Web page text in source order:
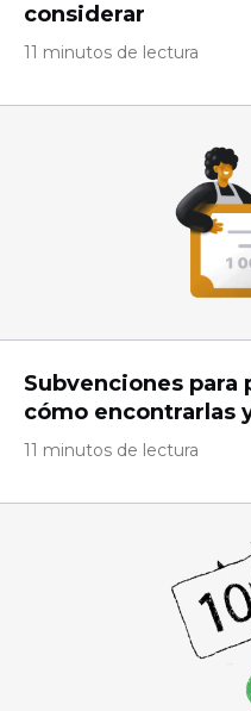
considerar
11 minutos de lectura
Subvenciones para
cómo encontrarlas
11 minutos de lectura